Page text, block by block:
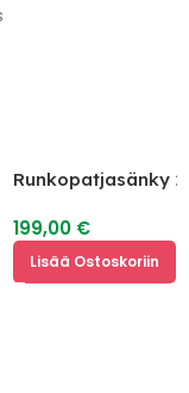
Runkopatjasänky
199,00 €
Lisää Ostoskoriin